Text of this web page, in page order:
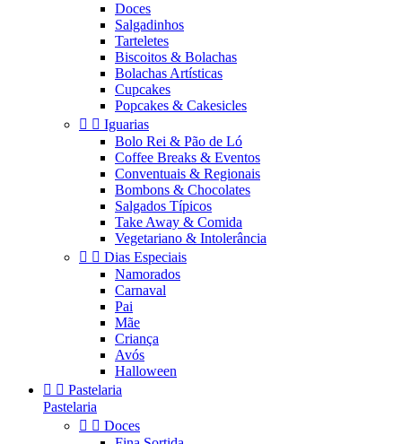
Doces
Salgadinhos
Tarteletes
Biscoitos & Bolachas
Bolachas Artísticas
Cupcakes
Popcakes & Cakesicles
  Iguarias
Bolo Rei & Pão de Ló
Coffee Breaks & Eventos
Conventuais & Regionais
Bombons & Chocolates
Salgados Típicos
Take Away & Comida
Vegetariano & Intolerância
  Dias Especiais
Namorados
Carnaval
Pai
Mãe
Criança
Avós
Halloween
  Pastelaria
Pastelaria
  Doces